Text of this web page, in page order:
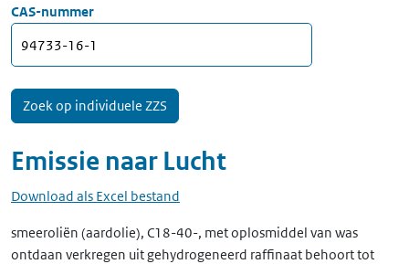
CAS-nummer
Emissie naar Lucht
Download als Excel bestand
smeeroliën (aardolie), C18-40-, met oplosmiddel van was
ontdaan verkregen uit gehydrogeneerd raffinaat behoort tot